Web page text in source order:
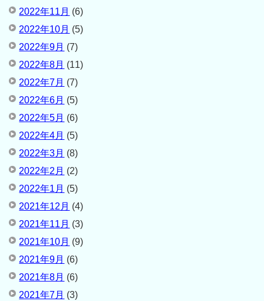
2022年11月 (6)
2022年10月 (5)
2022年9月 (7)
2022年8月 (11)
2022年7月 (7)
2022年6月 (5)
2022年5月 (6)
2022年4月 (5)
2022年3月 (8)
2022年2月 (2)
2022年1月 (5)
2021年12月 (4)
2021年11月 (3)
2021年10月 (9)
2021年9月 (6)
2021年8月 (6)
2021年7月 (3)